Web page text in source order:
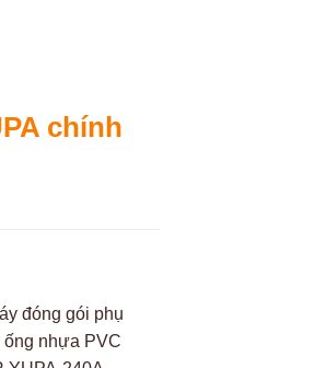
chính